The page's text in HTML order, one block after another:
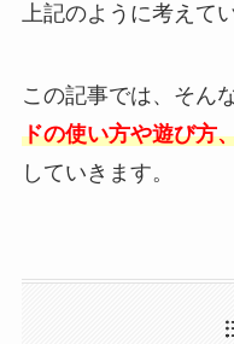
上記のように考えて
この記事では、そん
ドの使い方や遊び方
していきます。